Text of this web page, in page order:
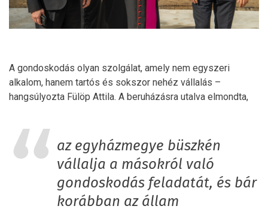
A gondoskodás olyan szolgálat, amely nem egyszeri
alkalom, hanem tartós és sokszor nehéz vállalás –
hangsúlyozta Fülöp Attila. A beruházásra utalva elmondta,
az egyházmegye büszkén
vállalja a másokról való
gondoskodás feladatát, és bár
korábban az állam